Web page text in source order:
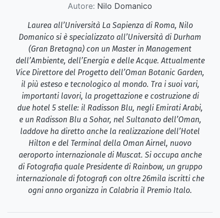
Autore: Nilo Domanico
Laurea all’Università La Sapienza di Roma, Nilo
Domanico si è specializzato all’Università di Durham
(Gran Bretagna) con un Master in Management
dell’Ambiente, dell’Energia e delle Acque. Attualmente
Vice Direttore del Progetto dell’Oman Botanic Garden,
il più esteso e tecnologico al mondo. Tra i suoi vari,
importanti lavori, la progettazione e costruzione di
due hotel 5 stelle: il Radisson Blu, negli Emirati Arabi,
e un Radisson Blu a Sohar, nel Sultanato dell’Oman,
laddove ha diretto anche la realizzazione dell’Hotel
Hilton e del Terminal della Oman Airnel, nuovo
aeroporto internazionale di Muscat. Si occupa anche
di Fotografia quale Presidente di Rainbow, un gruppo
internazionale di fotografi con oltre 26mila iscritti che
ogni anno organizza in Calabria il Premio Italo.